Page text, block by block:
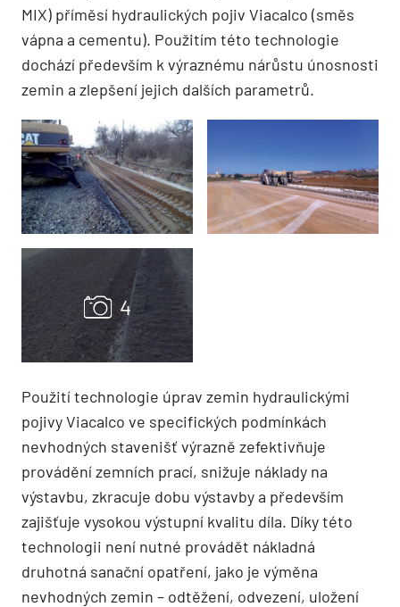
MIX) příměsí hydraulických pojiv Viacalco (směs
vápna a cementu). Použitím této technologie
dochází především k výraznému nárůstu únosnosti
zemin a zlepšení jejich dalších parametrů.
Použití technologie úprav zemin hydraulickými
pojivy Viacalco ve specifických podmínkách
nevhodných stavenišť výrazně zefektivňuje
provádění zemních prací, snižuje náklady na
výstavbu, zkracuje dobu výstavby a především
zajišťuje vysokou výstupní kvalitu díla. Díky této
technologii není nutné provádět nákladná
druhotná sanační opatření, jako je výměna
nevhodných zemin – odtěžení, odvezení, uložení